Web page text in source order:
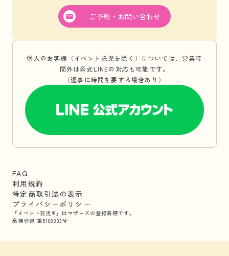
ご予約・お問い合わせ
個人のお客様（イベント託児を除く）については、営業時
間外は公式LINEの対応も可能です。
（返事に時間を要する場合あり）
FAQ
利用規約
特定商取引法の表示
プライバシーポリシー
『イベント託児®』はマザーズの登録商標です。
商標登録 第5168303号